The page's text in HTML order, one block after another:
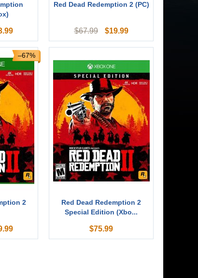
Red Dead Redemption 2 (PC)
$67.99 $19.99
–67%
2
Red Dead Redemption 2
Special Edition (Xbo...
$75.99